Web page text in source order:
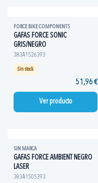
FORCE BIKE COMPONENTS
GAFAS FORCE SONIC
GRIS/NEGRO
383A1526393
Sin stock
51,96 €
Ver producto
SIN MARCA
GAFAS FORCE AMBIENT NEGRO
LASER
383A1505393